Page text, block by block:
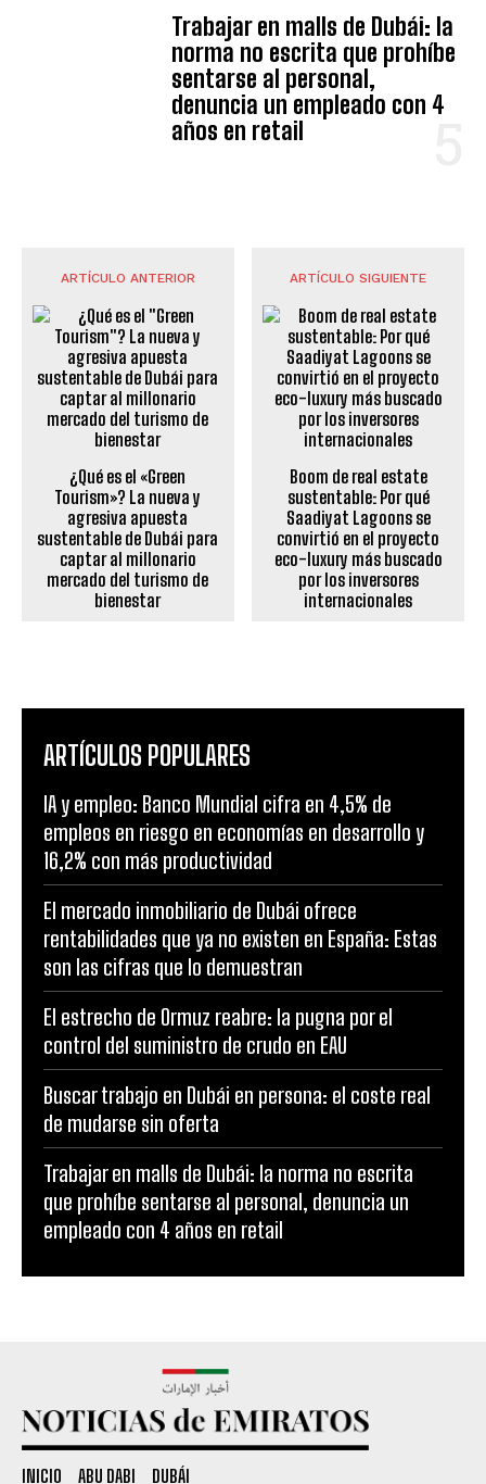
Trabajar en malls de Dubái: la
norma no escrita que prohíbe
sentarse al personal,
denuncia un empleado con 4
años en retail
ARTÍCULO ANTERIOR
¿Qué es el «Green
Tourism»? La nueva y
agresiva apuesta
sustentable de Dubái para
captar al millonario
mercado del turismo de
bienestar
ARTÍCULO SIGUIENTE
Boom de real estate
sustentable: Por qué
Saadiyat Lagoons se
convirtió en el proyecto
eco-luxury más buscado
por los inversores
internacionales
ARTÍCULOS POPULARES
IA y empleo: Banco Mundial cifra en 4,5% de
empleos en riesgo en economías en desarrollo y
16,2% con más productividad
El mercado inmobiliario de Dubái ofrece
rentabilidades que ya no existen en España: Estas
son las cifras que lo demuestran
El estrecho de Ormuz reabre: la pugna por el
control del suministro de crudo en EAU
Buscar trabajo en Dubái en persona: el coste real
de mudarse sin oferta
Trabajar en malls de Dubái: la norma no escrita
que prohíbe sentarse al personal, denuncia un
empleado con 4 años en retail
INICIO ABU DABI DUBÁI